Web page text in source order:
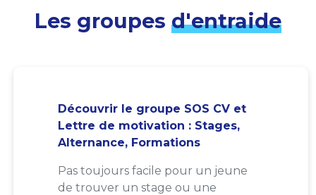
Les groupes d'entraide
Découvrir le groupe SOS CV et
Lettre de motivation : Stages,
Alternance, Formations
Pas toujours facile pour un jeune
de trouver un stage ou une